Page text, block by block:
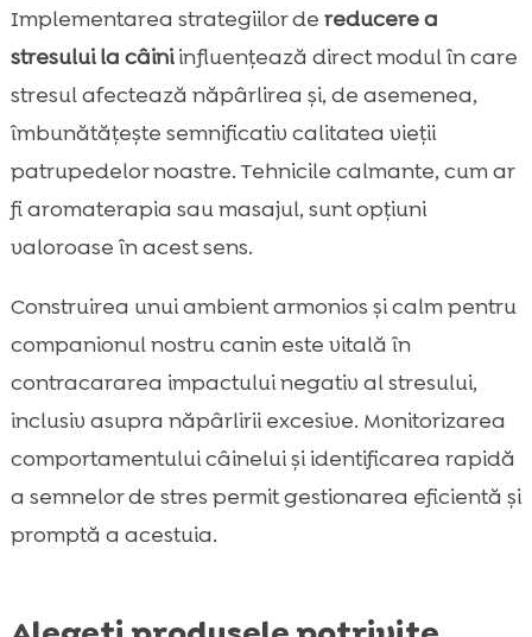
Implementarea strategiilor de reducere a
stresului la câiniinfluențează direct modul în care
stresul afectează năpârlirea și, de asemenea,
îmbunătățește semnificativ calitatea vieții
patrupedelor noastre. Tehnicile calmante, cum ar
fi aromaterapia sau masajul, sunt opțiuni
valoroase în acest sens.
Construirea unui ambient armonios și calm pentru
companionul nostru canin este vitală în
contracararea impactului negativ al stresului,
inclusiv asupra năpârlirii excesive. Monitorizarea
comportamentului câinelui și identificarea rapidă
a semnelor de stres permit gestionarea eficientă și
promptă a acestuia.